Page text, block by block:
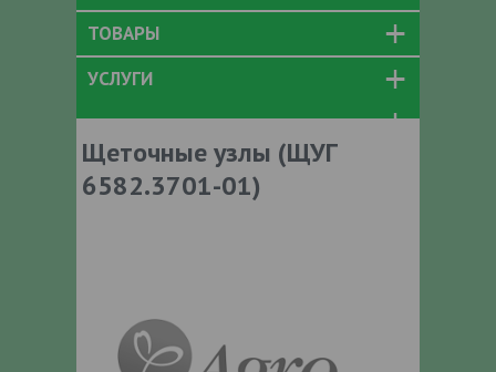
ТОВАРЫ
УСЛУГИ
Щеточные узлы (ЩУГ
6582.3701-01)